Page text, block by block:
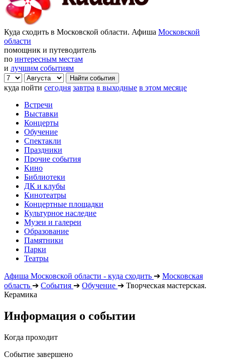
Куда сходить в Московской области. Афиша Московской
области
помощник и путеводитель
по интересным местам
и лучшим событиям
куда пойти сегодня завтра в выходные в этом месяце
Встречи
Выставки
Концерты
Обучение
Спектакли
Праздники
Прочие события
Кино
Библиотеки
ДК и клубы
Кинотеатры
Концертные площадки
Культурное наследие
Музеи и галереи
Образование
Памятники
Парки
Театры
Афиша Московской области - куда сходить ➔ Московская
область ➔ События ➔ Обучение ➔ Творческая мастерская.
Керамика
Информация о событии
Когда проходит
Событие завершено